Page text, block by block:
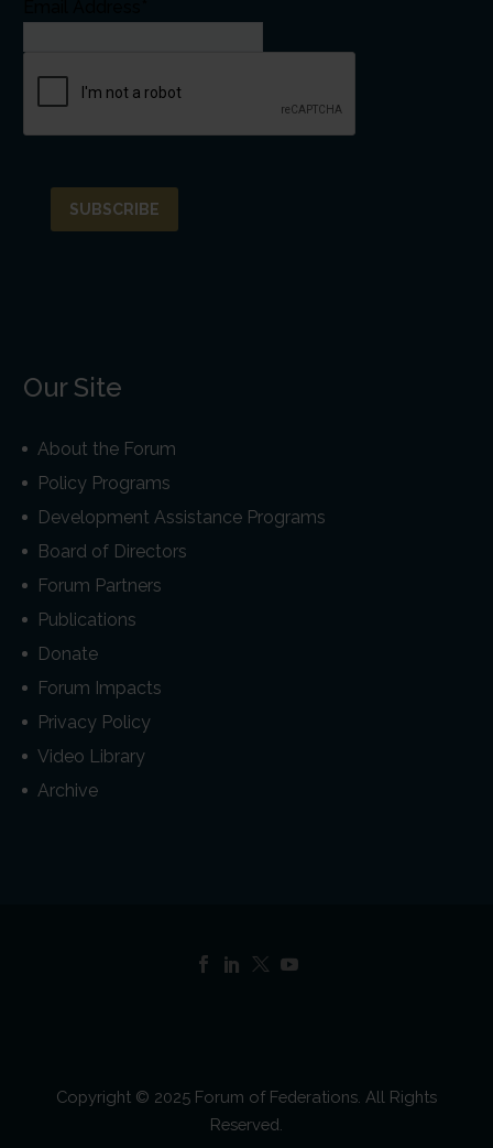
Our Site
About the Forum
Policy Programs
Development Assistance Programs
Board of Directors
Forum Partners
Publications
Donate
Forum Impacts
Privacy Policy
Video Library
Archive
Copyright © 2025 Forum of Federations. All Rights
Reserved.